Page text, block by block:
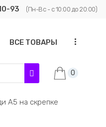
93 (Пн-Вс - с 10:00 до 20:00)
ВСЕ ТОВАРЫ ...
0
А5 на скрепке